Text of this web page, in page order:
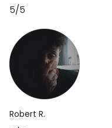
5/5
Robert R.